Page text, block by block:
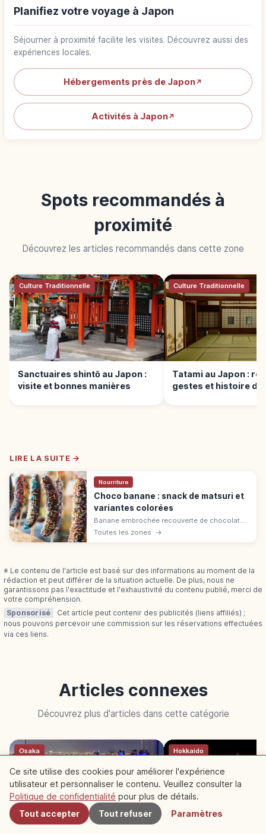
Planifiez votre voyage à Japon
Séjourner à proximité facilite les visites. Découvrez aussi des
expériences locales.
Hébergements près de Japon↗
Activités à Japon↗
Spots recommandés à
proximité
Découvrez les articles recommandés dans cette zone
Culture Traditionnelle
Sanctuaires shintō au Japon :
visite et bonnes manières
Culture Traditionnelle
Tatami au Japon :
gestes et histoire du
LIRE LA SUITE →
Nourriture
Choco banane : snack de matsuri et
variantes colorées
Banane embrochée recouverte de chocolat
fondu et de garnitures colorées, la choco
Toutes les zones →
※ Le contenu de l'article est basé sur des informations au moment de la
rédaction et peut différer de la situation actuelle. De plus, nous ne
garantissons pas l'exactitude et l'exhaustivité du contenu publié, merci de
votre compréhension.
Sponsorisé
Cet article peut contenir des publicités (liens affiliés) ;
nous pouvons percevoir une commission sur les réservations effectuées
via ces liens.
Articles connexes
Découvrez plus d'articles dans cette catégorie
Osaka Hokkaido
À proximité
Ce site utilise des cookies pour améliorer l'expérience
utilisateur et personnaliser le contenu. Veuillez consulter la
Politique de confidentialité pour plus de détails.
Tout accepter
Tout refuser Paramètres